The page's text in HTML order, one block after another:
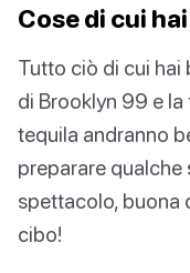
Cose di cui
Tutto ciò di cui hai
di Brooklyn 99 e
tequila andranno
preparare qualche
spettacolo, buona
cibo!